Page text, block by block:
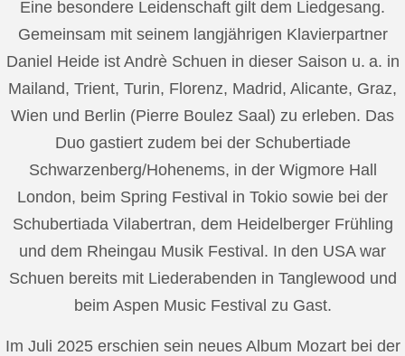
Eine besondere Leidenschaft gilt dem Liedgesang.
Gemeinsam mit seinem langjährigen Klavierpartner
Daniel Heide ist Andrè Schuen in dieser Saison u. a. in
Mailand, Trient, Turin, Florenz, Madrid, Alicante, Graz,
Wien und Berlin (Pierre Boulez Saal) zu erleben. Das
Duo gastiert zudem bei der Schubertiade
Schwarzenberg/Hohenems, in der Wigmore Hall
London, beim Spring Festival in Tokio sowie bei der
Schubertiada Vilabertran, dem Heidelberger Frühling
und dem Rheingau Musik Festival. In den USA war
Schuen bereits mit Liederabenden in Tanglewood und
beim Aspen Music Festival zu Gast.
Im Juli 2025 erschien sein neues Album Mozart bei der